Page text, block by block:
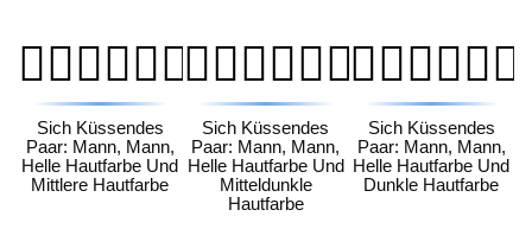
👨🏻‍❤️‍💋‍👨🏽
Sich Küssendes
Paar: Mann, Mann,
Helle Hautfarbe Und
Mittlere Hautfarbe
👨🏻‍❤️‍💋‍👨🏾
Sich Küssendes
Paar: Mann, Mann,
Helle Hautfarbe Und
Mitteldunkle
Hautfarbe
👨🏻‍❤️‍💋‍👨🏿
Sich Küssendes
Paar: Mann, Mann,
Helle Hautfarbe Und
Dunkle Hautfarbe